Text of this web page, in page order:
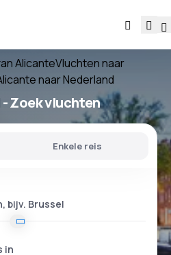
AlicanteVluchten naar
naar Nederland
- Zoek vluchten
Enkele reis